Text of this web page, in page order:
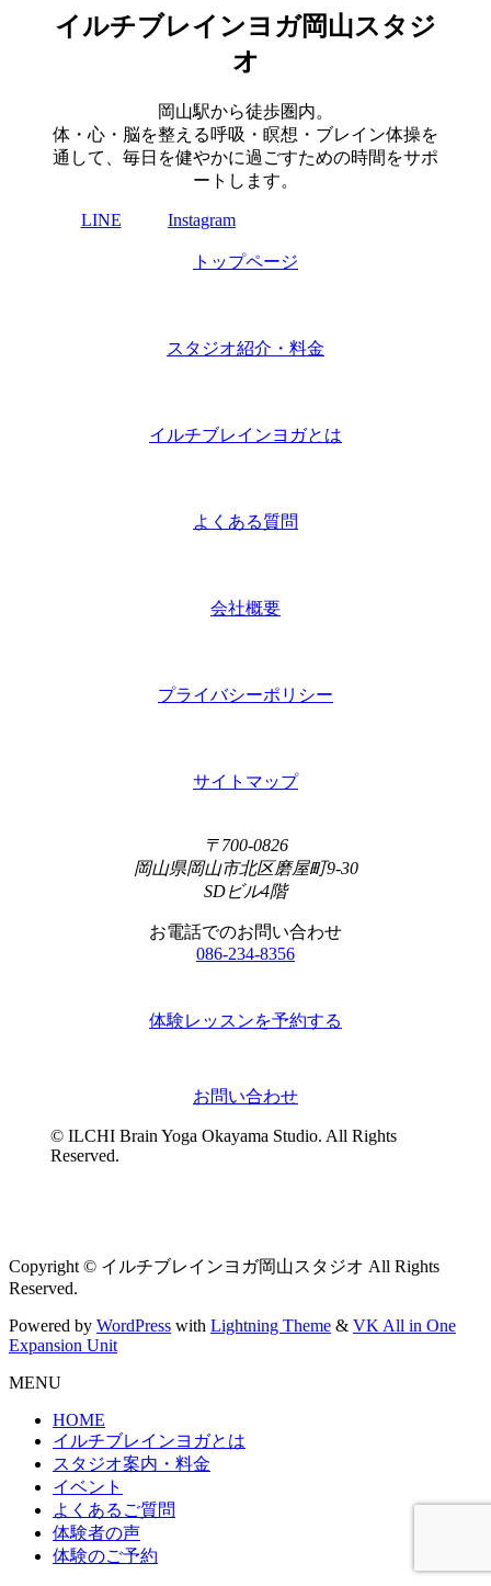
イルチブレインヨガ岡山スタジ
オ
岡山駅から徒歩圏内。
体・心・脳を整える呼吸・瞑想・ブレイン体操を
通して、毎日を健やかに過ごすための時間をサポ
ートします。
LINE Instagram
トップページ
スタジオ紹介・料金
イルチブレインヨガとは
よくある質問
会社概要
プライバシーポリシー
サイトマップ
〒700-0826
岡山県岡山市北区磨屋町9-30
SDビル4階
お電話でのお問い合わせ
086-234-8356
体験レッスンを予約する
お問い合わせ
© ILCHI Brain Yoga Okayama Studio. All Rights
Reserved.
Copyright © イルチブレインヨガ岡山スタジオ All Rights
Reserved.
Powered by WordPress with Lightning Theme & VK All in One
Expansion Unit
MENU
HOME
イルチブレインヨガとは
スタジオ案内・料金
イベント
よくあるご質問
体験者の声
体験のご予約